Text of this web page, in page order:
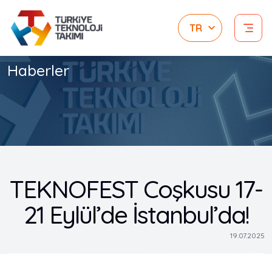
Haberler
TEKNOFEST Coşkusu 17-
21 Eylül’de İstanbul’da!
19.07.2025